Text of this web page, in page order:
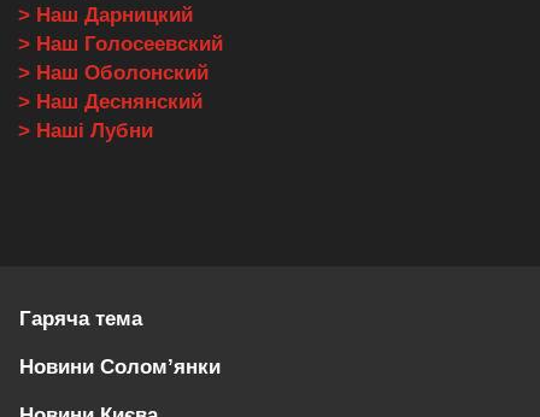
> Наш Дарницкий
> Наш Голосеевский
> Наш Оболонский
> Наш Деснянский
> Наші Лубни
Гаряча тема
Новини Солом’янки